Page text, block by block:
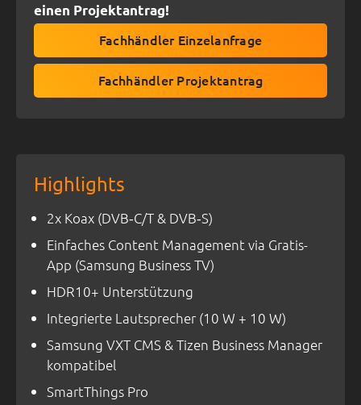
einen Projektantrag!
Fachhändler Einzelanfrage
Fachhändler Projektantrag
Highlights
2x Koax (DVB‑C/T & DVB‑S)
Einfaches Content Management via Gratis-
App (Samsung Business TV)
HDR10+ Unterstützung
Integrierte Lautsprecher (10 W + 10 W)
Samsung VXT CMS & Tizen Business Manager
kompatibel
SmartThings Pro